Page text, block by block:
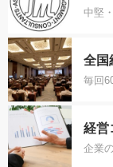
中堅
全国
毎回
経営
企業